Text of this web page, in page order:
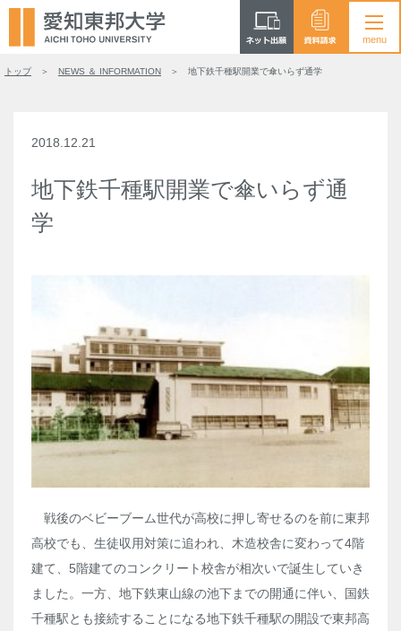
トップ NEWS ＆ INFORMATION 地下鉄千種駅開業で傘いらず通学
2018.12.21
地下鉄千種駅開業で傘いらず通
学
戦後のベビーブーム世代が高校に押し寄せるのを前に東邦
高校でも、生徒収用対策に追われ、木造校舎に変わって4階
建て、5階建てのコンクリート校舎が相次いで誕生していき
ました。一方、地下鉄東山線の池下までの開通に伴い、国鉄
千種駅とも接続することになる地下鉄千種駅の開設で東邦高